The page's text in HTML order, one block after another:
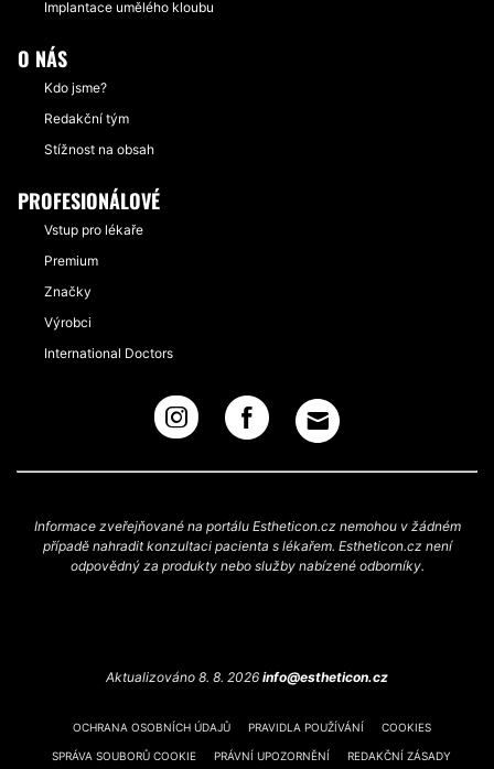
Implantace umělého kloubu
O NÁS
Kdo jsme?
Redakční tým
Stížnost na obsah
PROFESIONÁLOVÉ
Vstup pro lékaře
Premium
Značky
Výrobci
International Doctors
Informace zveřejňované na portálu Estheticon.cz nemohou v žádném
případě nahradit konzultaci pacienta s lékařem. Estheticon.cz není
odpovědný za produkty nebo služby nabízené odborníky.
Aktualizováno 8. 8. 2026 info@estheticon.cz
OCHRANA OSOBNÍCH ÚDAJŮ PRAVIDLA POUŽÍVÁNÍ COOKIES
SPRÁVA SOUBORŮ COOKIE PRÁVNÍ UPOZORNĚNÍ REDAKČNÍ ZÁSADY